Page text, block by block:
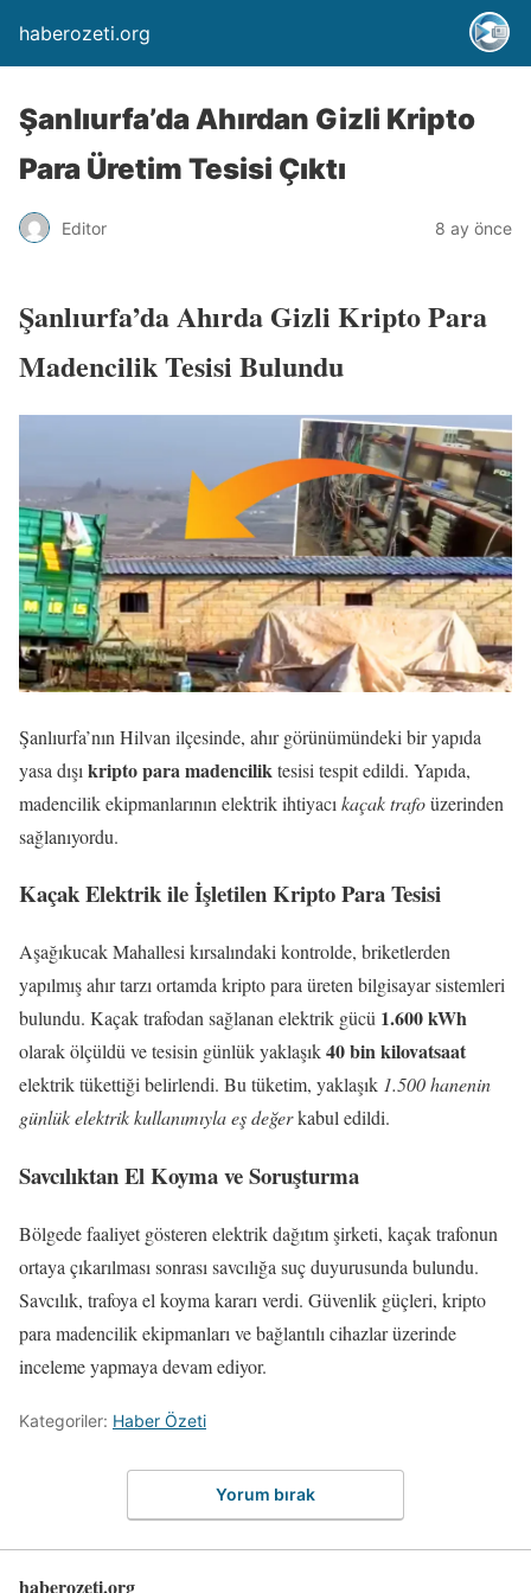
haberozeti.org
Şanlıurfa’da Ahırdan Gizli Kripto
Para Üretim Tesisi Çıktı
Editor 8 ay önce
Şanlıurfa’da Ahırda Gizli Kripto Para
Madencilik Tesisi Bulundu
Şanlıurfa’nın Hilvan ilçesinde, ahır görünümündeki bir yapıda
yasa dışı kripto para madenciliktesisi tespit edildi. Yapıda,
madencilik ekipmanlarının elektrik ihtiyacı kaçak trafoüzerinden
sağlanıyordu.
Kaçak Elektrik ile İşletilen Kripto Para Tesisi
Aşağıkucak Mahallesi kırsalındaki kontrolde, briketlerden
yapılmış ahır tarzı ortamda kripto para üreten bilgisayar sistemleri
bulundu. Kaçak trafodan sağlanan elektrik gücü 1.600 kWh
olarak ölçüldü ve tesisin günlük yaklaşık40 bin kilovatsaat
elektrik tükettiği belirlendi. Bu tüketim, yaklaşık 1.500 hanenin
günlük elektrik kullanımıyla eş değerkabul edildi.
Savcılıktan El Koyma ve Soruşturma
Bölgede faaliyet gösteren elektrik dağıtım şirketi, kaçak trafonun
ortaya çıkarılması sonrası savcılığa suç duyurusunda bulundu.
Savcılık, trafoya el koyma kararı verdi. Güvenlik güçleri, kripto
para madencilik ekipmanları ve bağlantılı cihazlar üzerinde
inceleme yapmaya devam ediyor.
Kategoriler: Haber Özeti
Yorum bırak
haberozeti.org